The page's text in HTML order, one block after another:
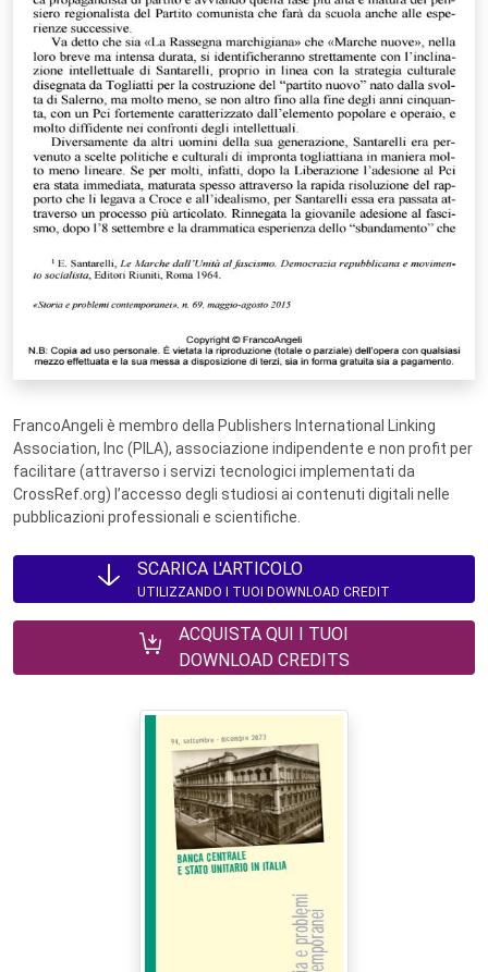
FrancoAngeli è membro della Publishers International Linking
Association, Inc (PILA), associazione indipendente e non profit per
facilitare (attraverso i servizi tecnologici implementati da
CrossRef.org) l’accesso degli studiosi ai contenuti digitali nelle
pubblicazioni professionali e scientifiche.
SCARICA L'ARTICOLO
UTILIZZANDO I TUOI DOWNLOAD CREDIT
ACQUISTA QUI I TUOI
DOWNLOAD CREDITS